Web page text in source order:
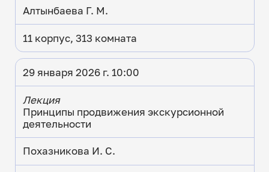
Алтынбаева Г. М.
11 корпус, 313 комната
29 января 2026 г. 10:00
Лекция
Принципы продвижения экскурсионной
деятельности
Похазникова И. С.